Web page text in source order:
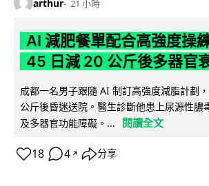
arthur 21 小時
AI 減肥餐單配合高強度操
45 日減 20 公斤後多器官
成都一名男子跟隨 AI 制訂高強度減脂計劃
公斤後昏迷送院。醫生診斷他患上尿源性膿
及多器官功能障礙。...
閱讀全文
18 4 ↗ 分享